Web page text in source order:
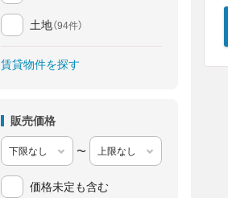
土地（94件）
賃貸物件を探す
販売価格
〜
価格未定も含む